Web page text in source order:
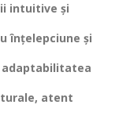
intuitive și
înțelepciune și
adaptabilitatea
atent